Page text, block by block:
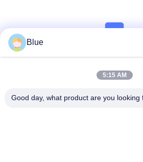
Blue
5:15 AM
Good day, what product are you looking